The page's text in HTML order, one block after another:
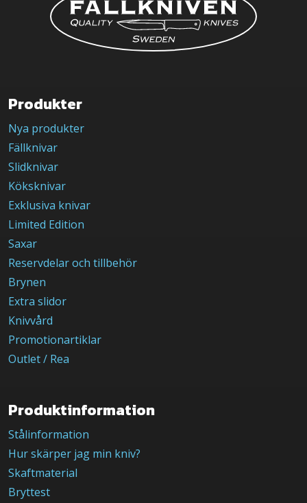
Produkter
Nya produkter
Fällknivar
Slidknivar
Köksknivar
Exklusiva knivar
Limited Edition
Saxar
Reservdelar och tillbehör
Brynen
Extra slidor
Knivvård
Promotionartiklar
Outlet / Rea
Produktinformation
Stålinformation
Hur skärper jag min kniv?
Skaftmaterial
Bryttest